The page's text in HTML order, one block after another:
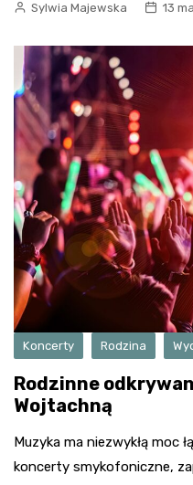
Sylwia Majewska 13
Koncerty Rodzina
Rodzinne
Wojtachną
Muzyka ma niezwykłą moc
koncerty smykofoniczne,